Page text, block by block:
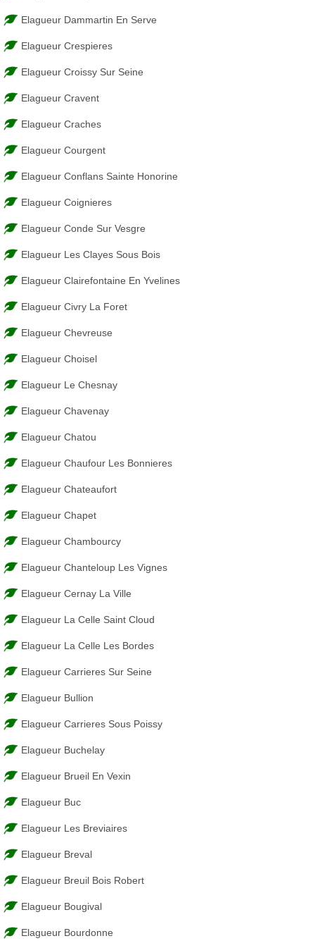
Elagueur Dammartin En Serve
Elagueur Crespieres
Elagueur Croissy Sur Seine
Elagueur Cravent
Elagueur Craches
Elagueur Courgent
Elagueur Conflans Sainte Honorine
Elagueur Coignieres
Elagueur Conde Sur Vesgre
Elagueur Les Clayes Sous Bois
Elagueur Clairefontaine En Yvelines
Elagueur Civry La Foret
Elagueur Chevreuse
Elagueur Choisel
Elagueur Le Chesnay
Elagueur Chavenay
Elagueur Chatou
Elagueur Chaufour Les Bonnieres
Elagueur Chateaufort
Elagueur Chapet
Elagueur Chambourcy
Elagueur Chanteloup Les Vignes
Elagueur Cernay La Ville
Elagueur La Celle Saint Cloud
Elagueur La Celle Les Bordes
Elagueur Carrieres Sur Seine
Elagueur Bullion
Elagueur Carrieres Sous Poissy
Elagueur Buchelay
Elagueur Brueil En Vexin
Elagueur Buc
Elagueur Les Breviaires
Elagueur Breval
Elagueur Breuil Bois Robert
Elagueur Bougival
Elagueur Bourdonne